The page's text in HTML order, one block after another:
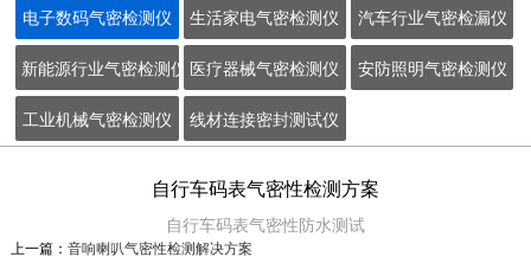
电子数码气密检测仪 生活家电气密检测仪 汽车行业气密检漏仪
新能源行业气密检测仪 医疗器械气密检测仪 安防照明气密检测仪
工业机械气密检测仪 线材连接密封测试仪
自行车码表气密性检测方案
自行车码表气密性防水测试
上一篇： 音响喇叭气密性检测解决方案
新能源连接器
新能源连接器气密性防水测试
2020-09-03